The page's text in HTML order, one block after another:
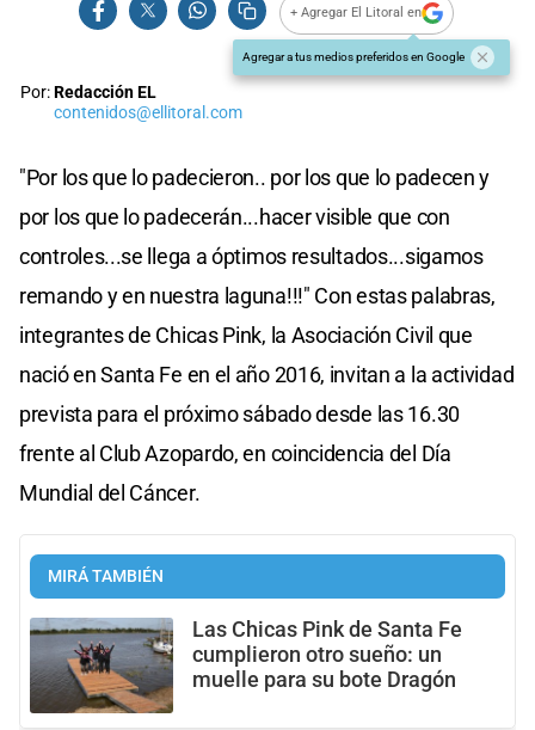
+ Agregar El Litoral en
Agregar a tus medios preferidos en Google
Por:Redacción EL
contenidos@ellitoral.com
"Por los que lo padecieron.. por los que lo padecen y
por los que lo padecerán...hacer visible que con
controles...se llega a óptimos resultados...sigamos
remando y en nuestra laguna!!!" Con estas palabras,
integrantes de Chicas Pink, la Asociación Civil que
nació en Santa Fe en el año 2016, invitan a la actividad
prevista para el próximo sábado desde las 16.30
frente al Club Azopardo, en coincidencia del Día
Mundial del Cáncer.
MIRÁ TAMBIÉN
Las Chicas Pink de Santa Fe
cumplieron otro sueño: un
muelle para su bote Dragón